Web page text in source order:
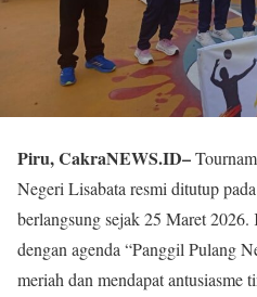
Piru, CakraNEWS.ID–
Negeri Lisabata resmi ditutup
berlangsung sejak 25 Maret
dengan agenda “Panggil Pulang
meriah dan mendapat antusiasme